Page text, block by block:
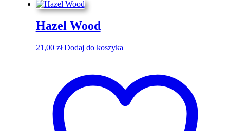
Hazel Wood
21,00 zł Dodaj do koszyka